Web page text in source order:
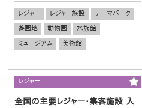
レジャー レジャー施設
テーマパーク
遊園地
動物園
水族館
ミュージアム
美術館
レジャー
全国の主要レジャー・集客施設 入